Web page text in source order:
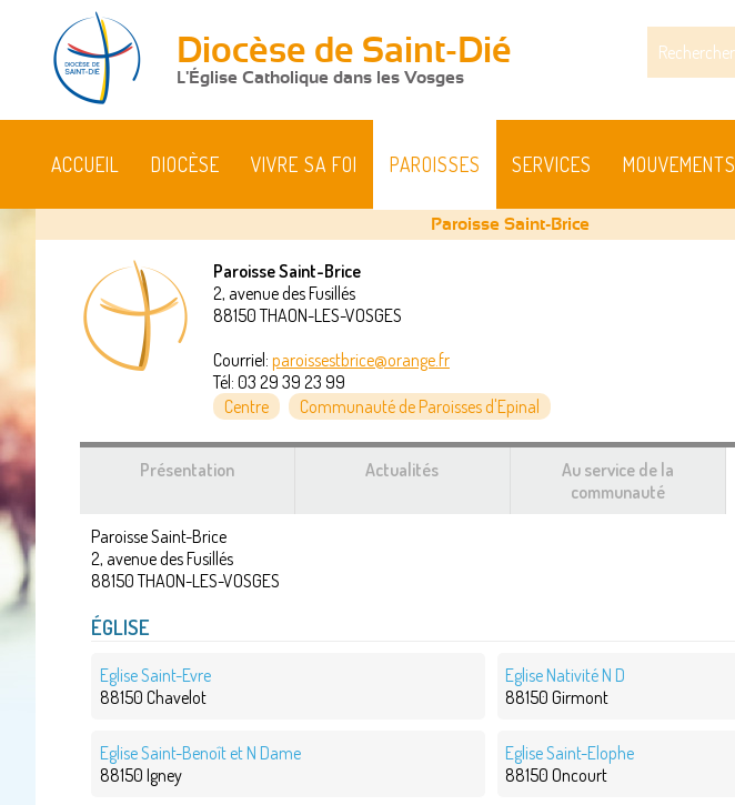
Diocèse de Saint-Dié
L'Église Catholique dans les Vosges
ACCUEIL DIOCÈSE VIVRE SA FOI PAROISSES SERVICES MOUVEMENTS
Vous
êtes
Paroisse Saint-Brice
Paroisse Saint-Brice
2, avenue des Fusillés
88150 THAON-LES-VOSGES
Courriel: paroissestbrice@orange.fr
Tél: 03 29 39 23 99
Centre
Communauté de Paroisses d'Epinal
Présentation Actualités
Au service de la
communauté
Paroisse Saint-Brice
2, avenue des Fusillés
88150 THAON-LES-VOSGES
ÉGLISE
Eglise Saint-Evre
88150 Chavelot
Eglise Nativité N D
88150 Girmont
Eglise Saint-Benoît et N Dame
88150 Igney
Eglise Saint-Elophe
88150 Oncourt